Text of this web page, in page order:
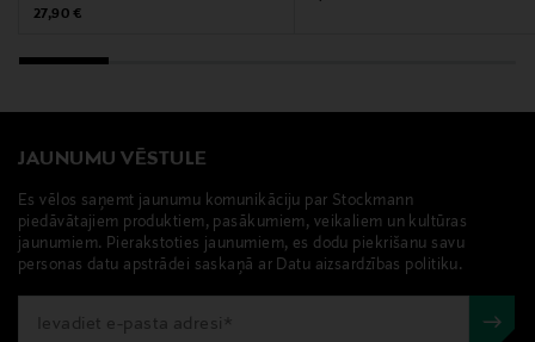
Original Price
27,90 €
JAUNUMU VĒSTULE
Es vēlos saņemt jaunumu komunikāciju par Stockmann
piedāvātajiem produktiem, pasākumiem, veikaliem un kultūras
jaunumiem. Pierakstoties jaunumiem, es dodu piekrišanu savu
personas datu apstrādei saskaņā ar Datu aizsardzības politiku.